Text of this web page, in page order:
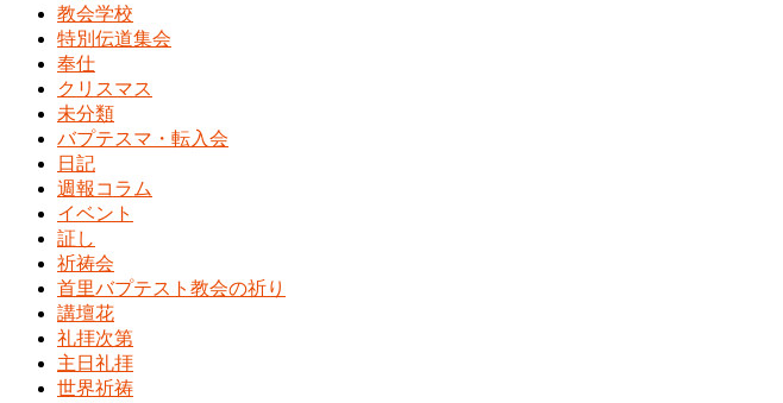
教会学校
特別伝道集会
奉仕
クリスマス
未分類
バプテスマ・転入会
日記
週報コラム
イベント
証し
祈祷会
首里バプテスト教会の祈り
講壇花
礼拝次第
主日礼拝
世界祈祷